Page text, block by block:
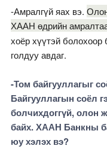
-Амралгүй яах вэ.
ХААН өдрийн
хоёр хүүтэй
голдуу авдаг.
-Том байгууллагыг
Байгууллагын соёл
болчихдоггүй, олон
байх. ХААН Банкны
юу хэлэх вэ?